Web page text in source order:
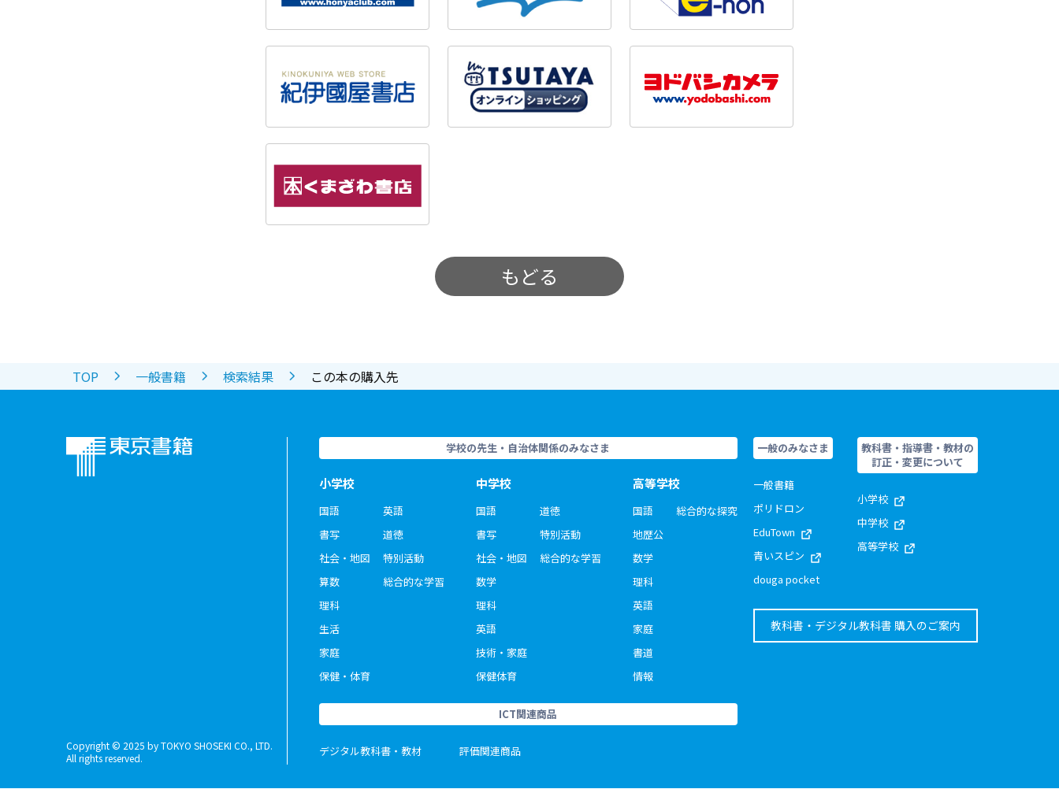
もどる
TOP 一般書籍 検索結果 この本の購入先
Copyright © 2025 by TOKYO SHOSEKI CO., LTD.
All rights reserved.
学校の先生・自治体関係のみなさま
小学校
国語
書写
社会・地図
算数
理科
生活
家庭
保健・体育
英語
道徳
特別活動
総合的な学習
中学校
国語
書写
社会・地図
数学
理科
英語
技術・家庭
保健体育
道徳
特別活動
総合的な学習
高等学校
国語
地歴公
数学
理科
英語
家庭
書道
情報
総合的な探究
ICT関連商品
デジタル教科書・教材 評価関連商品
一般のみなさま
一般書籍
ポリドロン
EduTown
青いスピン
douga pocket
教科書・指導書・教材の
訂正・変更について
小学校
中学校
高等学校
教科書・デジタル教科書 購入のご案内